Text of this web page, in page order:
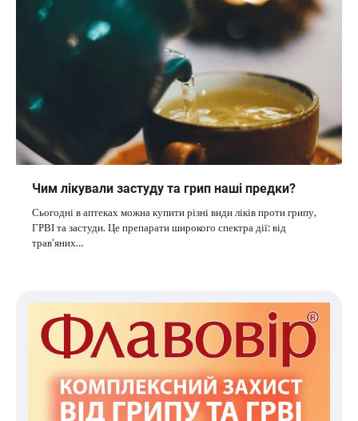
Чим лікували застуду та грип наші предки?
Сьогодні в аптеках можна купити різні види ліків проти грипу,
ГРВІ та застуди. Це препарати широкого спектра дії: від
трав’яних…